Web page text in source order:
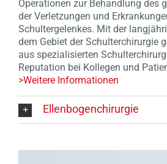
Operationen zur Behandlung des
der Verletzungen und
Schultergelenkes. Mit der
dem Gebiet der Schulterchirurgie
aus spezialisierten
Reputation bei Kollegen und
>Weitere Informationen
Ellenbogenchirurgie